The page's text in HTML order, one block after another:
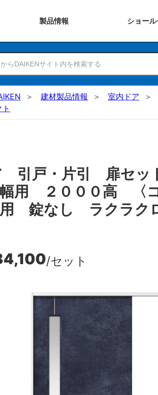
製品情報 ショー
建材製品情報 室内ドア
引戸・片引 扉セ
用 ２０００高 〈
錠なし ラクラク
/セット